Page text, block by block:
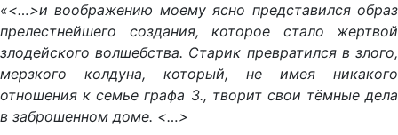
«<…>и воображению моему ясно представился образ
прелестнейшего создания, которое стало жертвой
злодейского волшебства. Старик превратился в злого,
мерзкого колдуна, который, не имея никакого
отношения к семье графа 3., творит свои тёмные дела
в заброшенном доме. <…>